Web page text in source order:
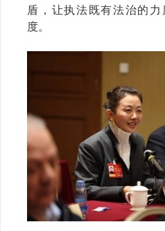
盾，让执法既有法治的
度。